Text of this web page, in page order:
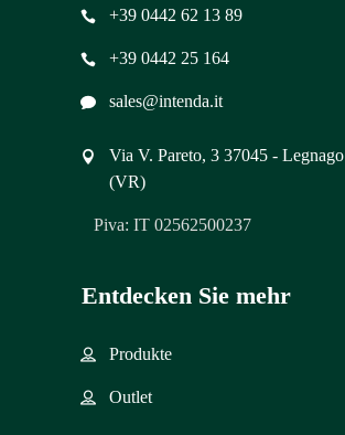
+39 0442 62 13 89
+39 0442 25 164
sales@intenda.it
Via V. Pareto, 3 37045 - Legnago
(VR)
Piva: IT 02562500237
Entdecken Sie mehr
Produkte
Outlet